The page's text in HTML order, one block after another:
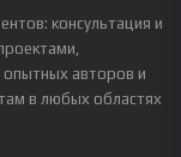
консультация и
авторов и
в любых областях